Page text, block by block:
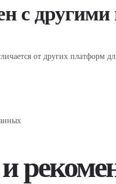
с
от других платформ